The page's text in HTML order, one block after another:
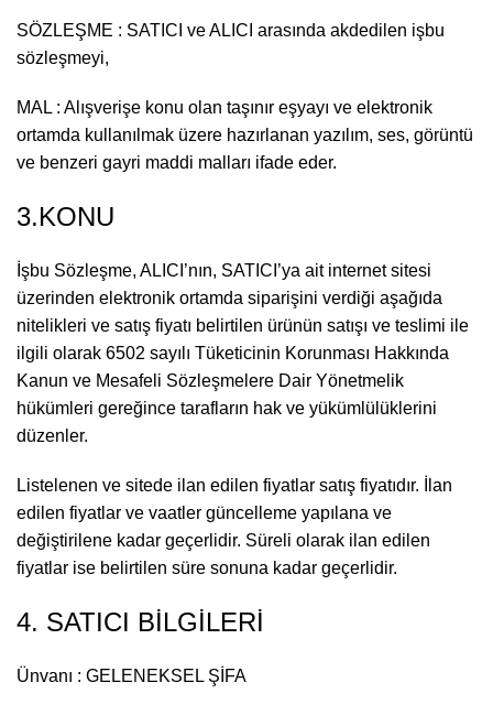
SÖZLEŞME : SATICI ve ALICI arasında akdedilen işbu
sözleşmeyi,
MAL : Alışverişe konu olan taşınır eşyayı ve elektronik
ortamda kullanılmak üzere hazırlanan yazılım, ses, görüntü
ve benzeri gayri maddi malları ifade eder.
3.KONU
İşbu Sözleşme, ALICI’nın, SATICI’ya ait internet sitesi
üzerinden elektronik ortamda siparişini verdiği aşağıda
nitelikleri ve satış fiyatı belirtilen ürünün satışı ve teslimi ile
ilgili olarak 6502 sayılı Tüketicinin Korunması Hakkında
Kanun ve Mesafeli Sözleşmelere Dair Yönetmelik
hükümleri gereğince tarafların hak ve yükümlülüklerini
düzenler.
Listelenen ve sitede ilan edilen fiyatlar satış fiyatıdır. İlan
edilen fiyatlar ve vaatler güncelleme yapılana ve
değiştirilene kadar geçerlidir. Süreli olarak ilan edilen
fiyatlar ise belirtilen süre sonuna kadar geçerlidir.
4. SATICI BİLGİLERİ
Ünvanı : GELENEKSEL ŞİFA